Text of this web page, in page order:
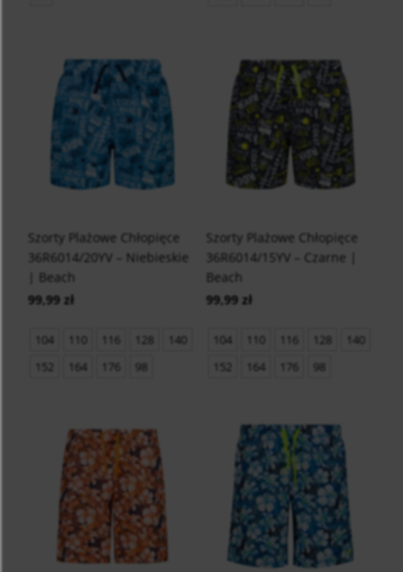
Szorty Plażowe Chłopięce
36R6014/20YV – Niebieskie
| Beach
99,99 zł
104 110 116 128
140
152
164 176 98
Szorty Plażowe Chłopięce
36R6014/15YV – Czarne |
Beach
99,99 zł
104 110 116 128
140
152
164 176 98